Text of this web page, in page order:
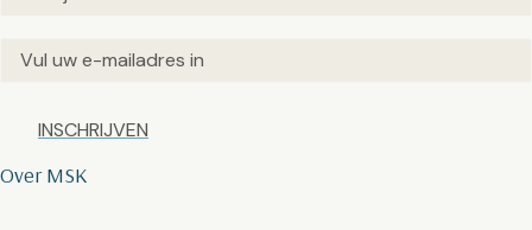
Over MSK
Email(Vereist)
Captcha